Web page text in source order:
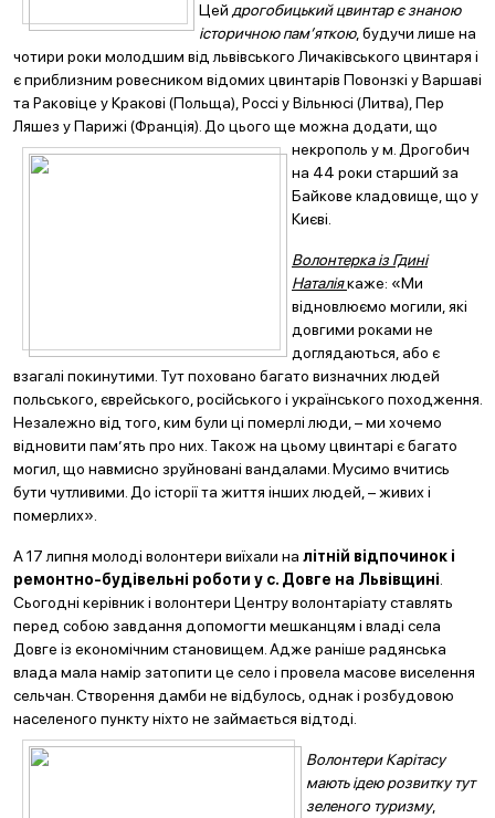
Цей дрогобицький цвинтар є знаною
історичною пам’яткою, будучи лише на
чотири роки молодшим від львівського Личаківського цвинтаря і
є приблизним ровесником відомих цвинтарів Повонзкі у Варшаві
та Раковіце у Кракові (Польща), Россі у Вільнюсі (Литва), Пер
Ляшез у Парижі (Франція). До цього ще можна додати, що
некрополь у м. Дрогобич
на 44 роки старший за
Байкове кладовище, що у
Києві.
Волонтерка із Гдині
Наталіякаже: «Ми
відновлюємо могили, які
довгими роками не
доглядаються, або є
взагалі покинутими. Тут поховано багато визначних людей
польського, єврейського, російського і українського походження.
Незалежно від того, ким були ці померлі люди, – ми хочемо
відновити пам’ять про них. Також на цьому цвинтарі є багато
могил, що навмисно зруйновані вандалами. Мусимо вчитись
бути чутливими. До історії та життя інших людей, – живих і
померлих».
А 17 липня молоді волонтери виїхали на літній відпочинок і
ремонтно-будівельні роботи у с. Довге на Львівщині
Сьогодні керівник і волонтери Центру волонтаріату ставлять
перед собою завдання допомогти мешканцям і владі села
Довге із економічним становищем. Адже раніше радянська
влада мала намір затопити це село і провела масове виселення
сельчан. Створення дамби не відбулось, однак і розбудовою
населеного пункту ніхто не займається відтоді.
Волонтери Карітасу
мають ідею розвитку тут
зеленого туризму,